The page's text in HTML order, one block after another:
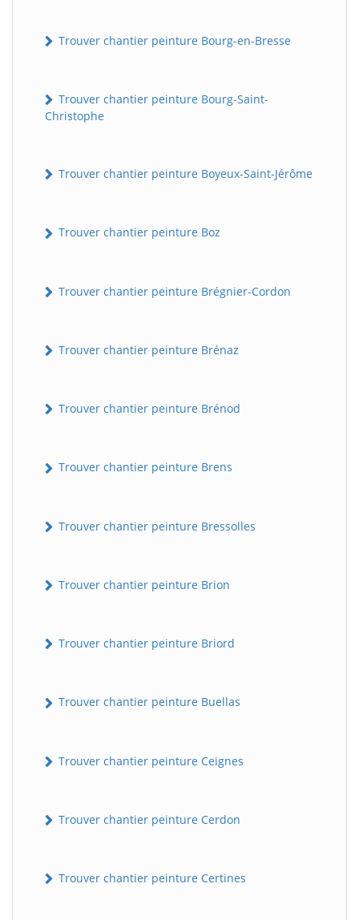
Trouver chantier peinture Bourg-en-Bresse
Trouver chantier peinture Bourg-Saint-
Christophe
Trouver chantier peinture Boyeux-Saint-Jérôme
Trouver chantier peinture Boz
Trouver chantier peinture Brégnier-Cordon
Trouver chantier peinture Brénaz
Trouver chantier peinture Brénod
Trouver chantier peinture Brens
Trouver chantier peinture Bressolles
Trouver chantier peinture Brion
Trouver chantier peinture Briord
Trouver chantier peinture Buellas
Trouver chantier peinture Ceignes
Trouver chantier peinture Cerdon
Trouver chantier peinture Certines